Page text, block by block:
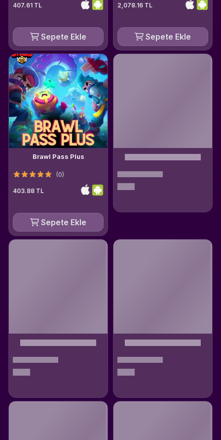
407.61 TL
Sepete Ekle
2,078.16 TL
Sepete Ekle
Brawl Pass Plus
(0)
403.88 TL
Sepete Ekle